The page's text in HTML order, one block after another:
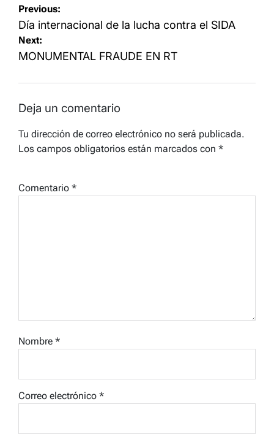
Navegación
de
entradas
Previous:
Día internacional de la lucha contra el SIDA
Next:
MONUMENTAL FRAUDE EN RT
Deja un comentario
Tu dirección de correo electrónico no será publicada.
Los campos obligatorios están marcados con *
Comentario *
Nombre *
Correo electrónico *